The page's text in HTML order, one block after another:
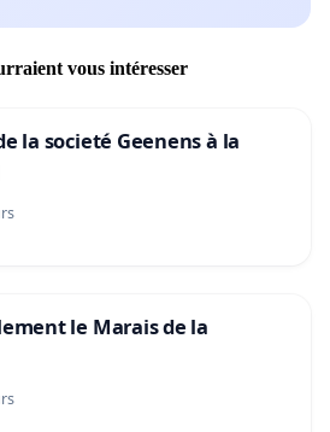
vous intéresser
la societé Geenens à la
le Marais de la